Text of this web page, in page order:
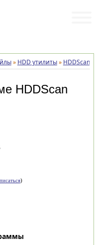
» HDD утилиты» HDDScan
HDDScan
)